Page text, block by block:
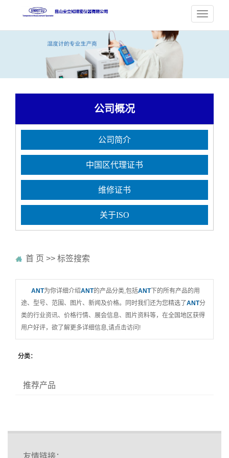
公司概况
公司简介
中国区代理证书
维修证书
关于ISO
首 页 >> 标签搜索
ANT为你详细介绍ANT的产品分类,包括ANT下的所有产品的用
途、型号、范围、图片、新闻及价格。同时我们还为您精选了ANT分
类的行业资讯、价格行情、展会信息、图片资料等，在全国地区获得
用户好评，欲了解更多详细信息,请点击访问!
分类：
推荐产品